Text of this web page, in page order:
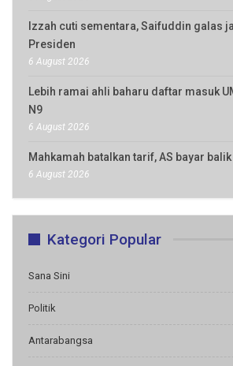
Izzah cuti sementara, Saifuddin galas
Presiden
6 August 2026
Lebih ramai ahli baharu daftar masuk
N9
6 August 2026
Mahkamah batalkan tarif, AS bayar
6 August 2026
Kategori Popular
Sana Sini
Politik
Antarabangsa